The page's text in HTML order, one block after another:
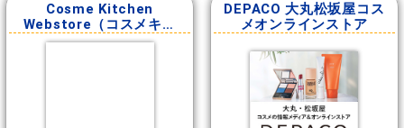
Cosme Kitchen
Webstore（コスメキッ
チンウェブストア）
DEPACO 大丸松坂屋コス
メオンラインストア